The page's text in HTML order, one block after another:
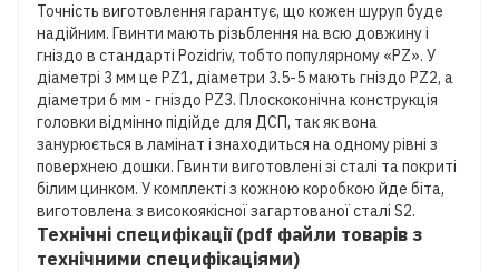
Точність виготовлення гарантує, що кожен шуруп буде
надійним. Гвинти мають різьблення на всю довжину і
гніздо в стандарті Pozidriv, тобто популярному «PZ». У
діаметрі 3 мм це PZ1, діаметри 3.5-5 мають гніздо PZ2, а
діаметри 6 мм - гніздо PZ3. Плоскоконічна конструкція
головки відмінно підійде для ДСП, так як вона
занурюється в ламінат і знаходиться на одному рівні з
поверхнею дошки. Гвинти виготовлені зі сталі та покриті
білим цинком. У комплекті з кожною коробкою йде біта,
виготовлена з високоякісної загартованої сталі S2.
Технічні специфікації (pdf файли товарів з
технічними специфікаціями)